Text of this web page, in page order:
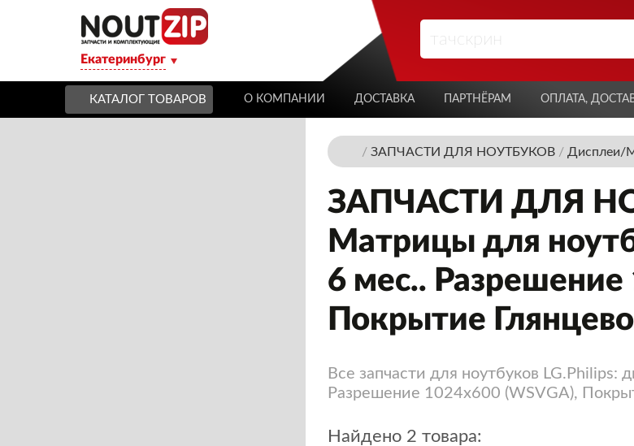
Екатеринбург
КАТАЛОГ ТОВАРОВ О КОМПАНИИ ДОСТАВКА ПАРТНЁРАМ ОПЛАТА,
/ЗАПЧАСТИ ДЛЯ НОУТБУКОВ / Дисплеи/
ЗАПЧАСТИ ДЛЯ
Матрицы для
6 мес.. Разрешение
Покрытие
Все запчасти для ноутбуков
Разрешение 1024x600 (WSVGA),
Найдено 2 товара: